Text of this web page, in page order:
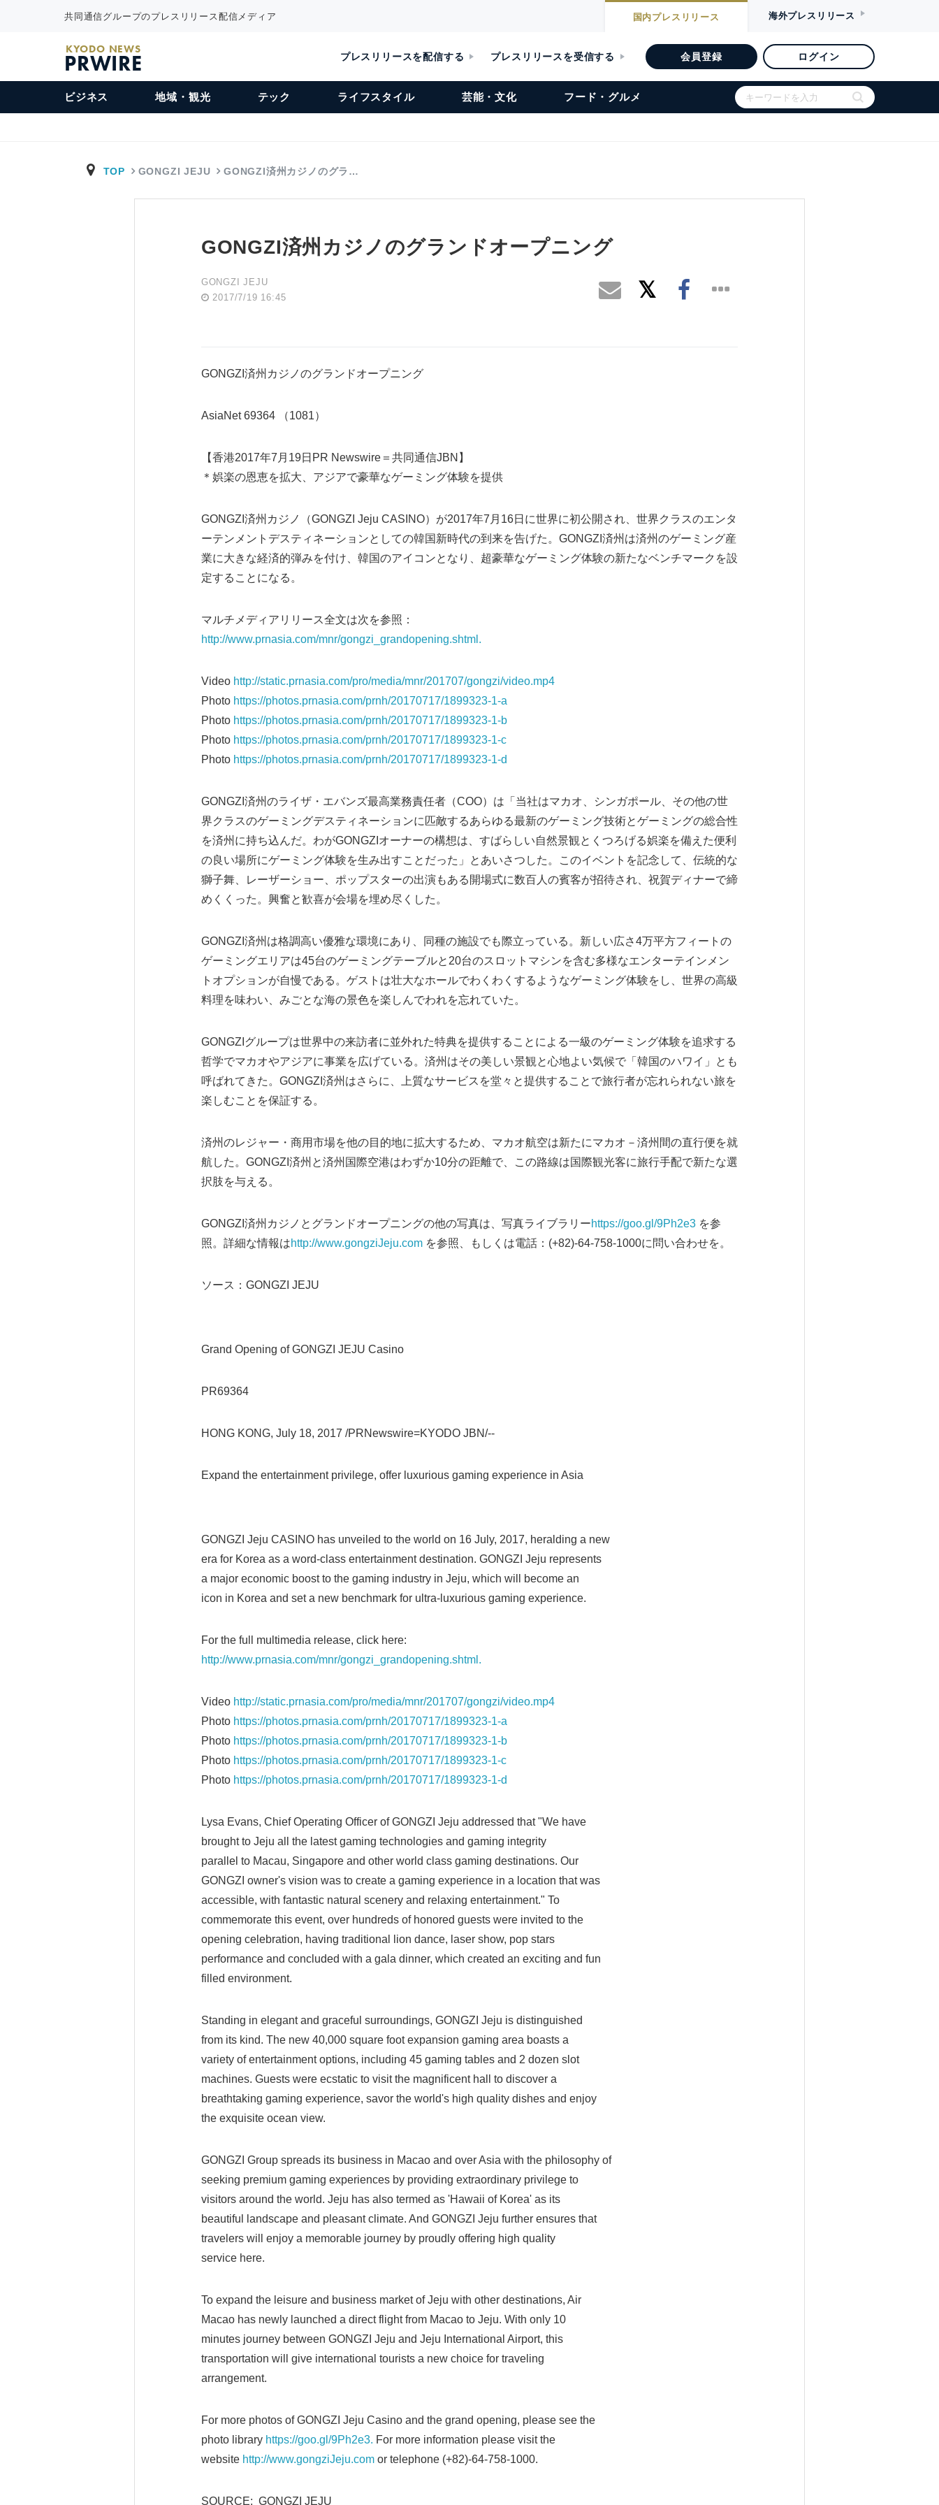
共同通信グループのプレスリリース配信メディア 国内プレスリリース 海外プレスリリース
KYODO NEWS
PRWIRE プレスリリースを配信する プレスリリースを受信する 会員登録 ログイン
ビジネス 地域・観光 テック ライフスタイル 芸能・文化 フード・グルメ
TOP GONGZI JEJU GONGZI済州カジノのグラ…
GONGZI済州カジノのグランドオープニング
GONGZI JEJU
2017/7/19 16:45
GONGZI済州カジノのグランドオープニング
AsiaNet 69364 （1081）
【香港2017年7月19日PR Newswire＝共同通信JBN】
＊娯楽の恩恵を拡大、アジアで豪華なゲーミング体験を提供
GONGZI済州カジノ（GONGZI Jeju CASINO）が2017年7月16日に世界に初公開され、世界クラスのエンタ
ーテンメントデスティネーションとしての韓国新時代の到来を告げた。GONGZI済州は済州のゲーミング産
業に大きな経済的弾みを付け、韓国のアイコンとなり、超豪華なゲーミング体験の新たなベンチマークを設
定することになる。
マルチメディアリリース全文は次を参照：
http://www.prnasia.com/mnr/gongzi_grandopening.shtml.
Video http://static.prnasia.com/pro/media/mnr/201707/gongzi/video.mp4
Photo https://photos.prnasia.com/prnh/20170717/1899323-1-a
Photo https://photos.prnasia.com/prnh/20170717/1899323-1-b
Photo https://photos.prnasia.com/prnh/20170717/1899323-1-c
Photo https://photos.prnasia.com/prnh/20170717/1899323-1-d
GONGZI済州のライザ・エバンズ最高業務責任者（COO）は「当社はマカオ、シンガポール、その他の世
界クラスのゲーミングデスティネーションに匹敵するあらゆる最新のゲーミング技術とゲーミングの総合性
を済州に持ち込んだ。わがGONGZIオーナーの構想は、すばらしい自然景観とくつろげる娯楽を備えた便利
の良い場所にゲーミング体験を生み出すことだった」とあいさつした。このイベントを記念して、伝統的な
獅子舞、レーザーショー、ポップスターの出演もある開場式に数百人の賓客が招待され、祝賀ディナーで締
めくくった。興奮と歓喜が会場を埋め尽くした。
GONGZI済州は格調高い優雅な環境にあり、同種の施設でも際立っている。新しい広さ4万平方フィートの
ゲーミングエリアは45台のゲーミングテーブルと20台のスロットマシンを含む多様なエンターテインメン
トオプションが自慢である。ゲストは壮大なホールでわくわくするようなゲーミング体験をし、世界の高級
料理を味わい、みごとな海の景色を楽しんでわれを忘れていた。
GONGZIグループは世界中の来訪者に並外れた特典を提供することによる一級のゲーミング体験を追求する
哲学でマカオやアジアに事業を広げている。済州はその美しい景観と心地よい気候で「韓国のハワイ」とも
呼ばれてきた。GONGZI済州はさらに、上質なサービスを堂々と提供することで旅行者が忘れられない旅を
楽しむことを保証する。
済州のレジャー・商用市場を他の目的地に拡大するため、マカオ航空は新たにマカオ－済州間の直行便を就
航した。GONGZI済州と済州国際空港はわずか10分の距離で、この路線は国際観光客に旅行手配で新たな選
択肢を与える。
GONGZI済州カジノとグランドオープニングの他の写真は、写真ライブラリーhttps://goo.gl/9Ph2e3を参
照。詳細な情報はhttp://www.gongziJeju.comを参照、もしくは電話：(+82)-64-758-1000に問い合わせを。
ソース：GONGZI JEJU
Grand Opening of GONGZI JEJU Casino
PR69364
HONG KONG, July 18, 2017 /PRNewswire=KYODO JBN/--
Expand the entertainment privilege, offer luxurious gaming experience in Asia
GONGZI Jeju CASINO has unveiled to the world on 16 July, 2017, heralding a new
era for Korea as a word-class entertainment destination. GONGZI Jeju represents
a major economic boost to the gaming industry in Jeju, which will become an
icon in Korea and set a new benchmark for ultra-luxurious gaming experience.
For the full multimedia release, click here:
http://www.prnasia.com/mnr/gongzi_grandopening.shtml.
Video http://static.prnasia.com/pro/media/mnr/201707/gongzi/video.mp4
Photo https://photos.prnasia.com/prnh/20170717/1899323-1-a
Photo https://photos.prnasia.com/prnh/20170717/1899323-1-b
Photo https://photos.prnasia.com/prnh/20170717/1899323-1-c
Photo https://photos.prnasia.com/prnh/20170717/1899323-1-d
Lysa Evans, Chief Operating Officer of GONGZI Jeju addressed that "We have
brought to Jeju all the latest gaming technologies and gaming integrity
parallel to Macau, Singapore and other world class gaming destinations. Our
GONGZI owner's vision was to create a gaming experience in a location that was
accessible, with fantastic natural scenery and relaxing entertainment." To
commemorate this event, over hundreds of honored guests were invited to the
opening celebration, having traditional lion dance, laser show, pop stars
performance and concluded with a gala dinner, which created an exciting and fun
filled environment.
Standing in elegant and graceful surroundings, GONGZI Jeju is distinguished
from its kind. The new 40,000 square foot expansion gaming area boasts a
variety of entertainment options, including 45 gaming tables and 2 dozen slot
machines. Guests were ecstatic to visit the magnificent hall to discover a
breathtaking gaming experience, savor the world's high quality dishes and enjoy
the exquisite ocean view.
GONGZI Group spreads its business in Macao and over Asia with the philosophy of
seeking premium gaming experiences by providing extraordinary privilege to
visitors around the world. Jeju has also termed as 'Hawaii of Korea' as its
beautiful landscape and pleasant climate. And GONGZI Jeju further ensures that
travelers will enjoy a memorable journey by proudly offering high quality
service here.
To expand the leisure and business market of Jeju with other destinations, Air
Macao has newly launched a direct flight from Macao to Jeju. With only 10
minutes journey between GONGZI Jeju and Jeju International Airport, this
transportation will give international tourists a new choice for traveling
arrangement.
For more photos of GONGZI Jeju Casino and the grand opening, please see the
photo library https://goo.gl/9Ph2e3. For more information please visit the
website http://www.gongziJeju.comor telephone (+82)-64-758-1000.
SOURCE: GONGZI JEJU